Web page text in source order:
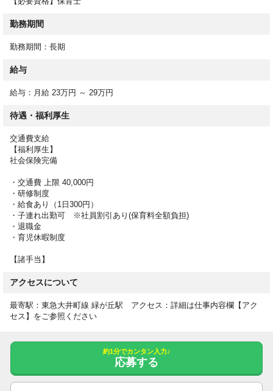
【アクセス】
東急東横線「都立大学駅」徒歩6分
東急大井町線「緑が丘駅」徒歩12分
東急東横線・大井町線「自由が丘駅」徒歩15分
【求人の特徴】
り/研修制度充実/駅近（5分以内）/育児休暇あり
【特記事項】
★都立大学駅最寄り♪
★企業主導型保育園の正社員保育士求人♪
★平均残業2.58時間/月、持ち帰り、サービス残業禁止してます♪
★月給23万～、賞与実績2.0ヶ月！
★「子供ファースト」という考えのもと保育士全体で協力し保育
を行ってます♪
【年齢要件は雇用対策法 ３号のイを適用の上、制限を設けてい
る人材紹介求人です。
職業紹介事業者名：株式会社モード・プランニング・ジャパン
情報提供元：
Workgate(ワークゲート株式会社)
勤務期間
勤務期間：長期
給与
給与：月給 23万円 ～ 29万円
待遇・福利厚生
交通費支給
【福利厚生】
社会保険完備
・交通費 上限 40,000円
・研修制度
・給食あり（1日300円）
・子連れ出勤可 ※社員割引あり(保育料全額負担)
・退職金
・育児休暇制度
【諸手当】
アクセスについて
最寄駅：東急大井町線 緑が丘駅 アクセス：詳細は仕事内容欄【アク
セス】をご参照ください
約1分でカンタン入力♪
応募する